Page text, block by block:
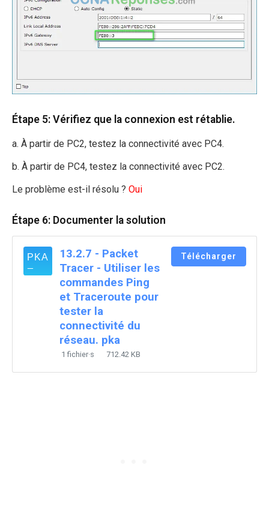
Étape 5: Vérifiez que la connexion est rétablie.
a. À partir de PC2, testez la connectivité avec PC4.
b. À partir de PC4, testez la connectivité avec PC2.
Le problème est-il résolu ? Oui
Étape 6: Documenter la solution
13.2.7 - Packet
Tracer - Utiliser les
commandes Ping
et Traceroute pour
tester la
connectivité du
réseau. pka
1 fichier·s 712.42 KB
Télécharger